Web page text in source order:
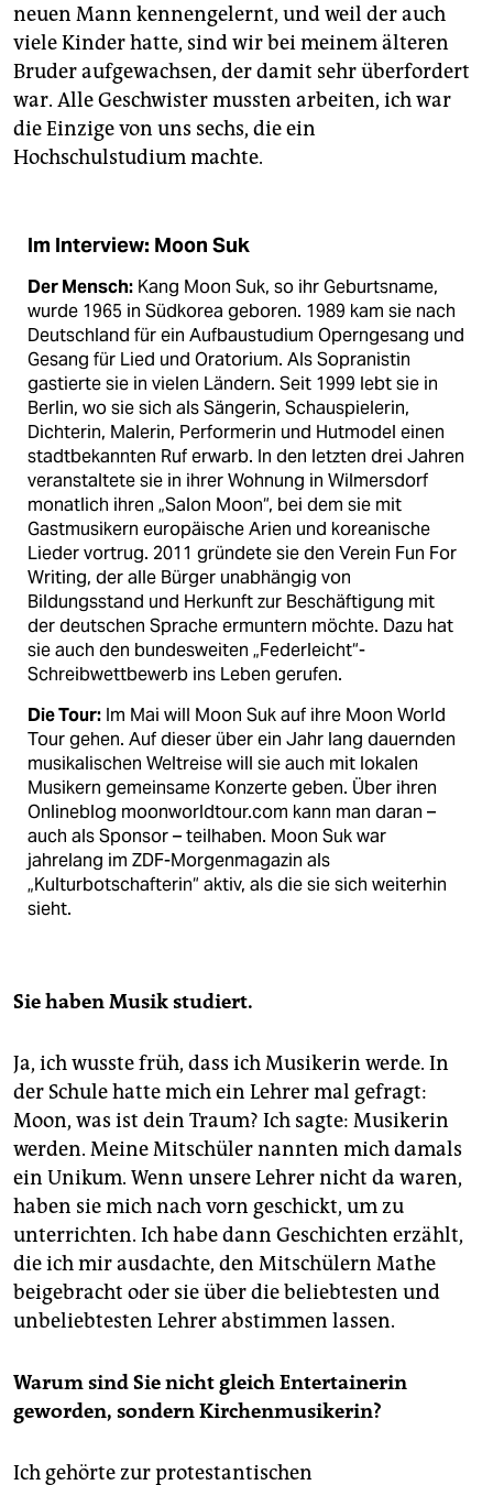
neuen Mann kennengelernt, und weil der auch
viele Kinder hatte, sind wir bei meinem älteren
Bruder aufgewachsen, der damit sehr überfordert
war. Alle Geschwister mussten arbeiten, ich war
die Einzige von uns sechs, die ein
Hochschulstudium machte.
Im Interview: Moon Suk
Der Mensch: Kang Moon Suk, so ihr Geburtsname,
wurde 1965 in Südkorea geboren. 1989 kam sie nach
Deutschland für ein Aufbaustudium Operngesang und
Gesang für Lied und Oratorium. Als Sopranistin
gastierte sie in vielen Ländern. Seit 1999 lebt sie in
Berlin, wo sie sich als Sängerin, Schauspielerin,
Dichterin, Malerin, Performerin und Hutmodel einen
stadtbekannten Ruf erwarb. In den letzten drei Jahren
veranstaltete sie in ihrer Wohnung in Wilmersdorf
monatlich ihren „Salon Moon“, bei dem sie mit
Gastmusikern europäische Arien und koreanische
Lieder vortrug. 2011 gründete sie den Verein Fun For
Writing, der alle Bürger unabhängig von
Bildungsstand und Herkunft zur Beschäftigung mit
der deutschen Sprache ermuntern möchte. Dazu hat
sie auch den bundesweiten „Federleicht“-
Schreibwettbewerb ins Leben gerufen.
Die Tour: Im Mai will Moon Suk auf ihre Moon World
Tour gehen. Auf dieser über ein Jahr lang dauernden
musikalischen Weltreise will sie auch mit lokalen
Musikern gemeinsame Konzerte geben. Über ihren
Onlineblog moonworldtour.com kann man daran –
auch als Sponsor – teilhaben. Moon Suk war
jahrelang im ZDF-Morgenmagazin als
„Kulturbotschafterin“ aktiv, als die sie sich weiterhin
sieht.
Sie haben Musik studiert.
Ja, ich wusste früh, dass ich Musikerin werde. In
der Schule hatte mich ein Lehrer mal gefragt:
Moon, was ist dein Traum? Ich sagte: Musikerin
werden. Meine Mitschüler nannten mich damals
ein Unikum. Wenn unsere Lehrer nicht da waren,
haben sie mich nach vorn geschickt, um zu
unterrichten. Ich habe dann Geschichten erzählt,
die ich mir ausdachte, den Mitschülern Mathe
beigebracht oder sie über die beliebtesten und
unbeliebtesten Lehrer abstimmen lassen.
Warum sind Sie nicht gleich Entertainerin
geworden, sondern Kirchenmusikerin?
Ich gehörte zur protestantischen